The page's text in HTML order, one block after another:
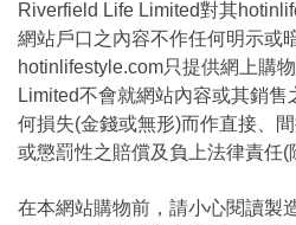
Riverfield Life Limited對其
網站戶口之內容不作任何明示或
hotinlifestyle.com只提供網上購
Limited不會就網站內容或其銷
何損失(金錢或無形)而作直接、
或懲罰性之賠償及負上法律責任(
在本網站購物前，請小心閱讀製